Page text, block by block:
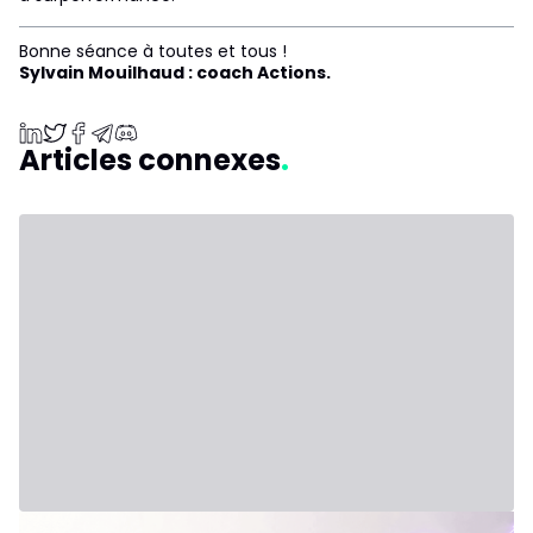
Bonne séance à toutes et tous !
Sylvain Mouilhaud : coach Actions.
Articles connexes